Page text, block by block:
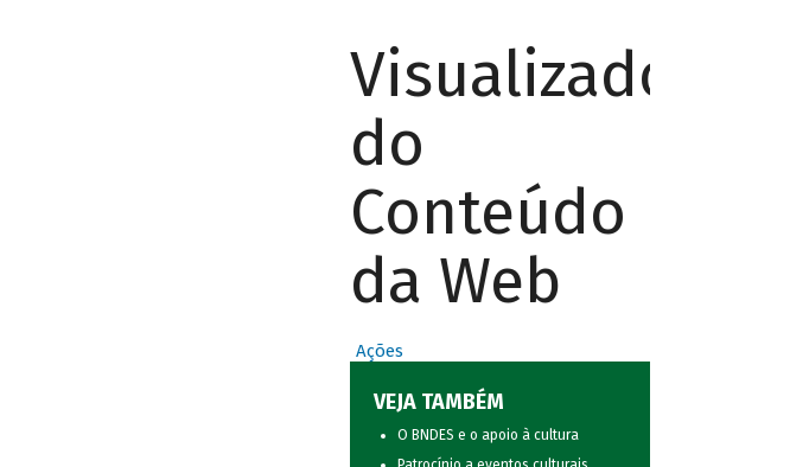
Visualizador
do
Conteúdo
da Web
Ações
VEJA TAMBÉM
O BNDES e o apoio à cultura